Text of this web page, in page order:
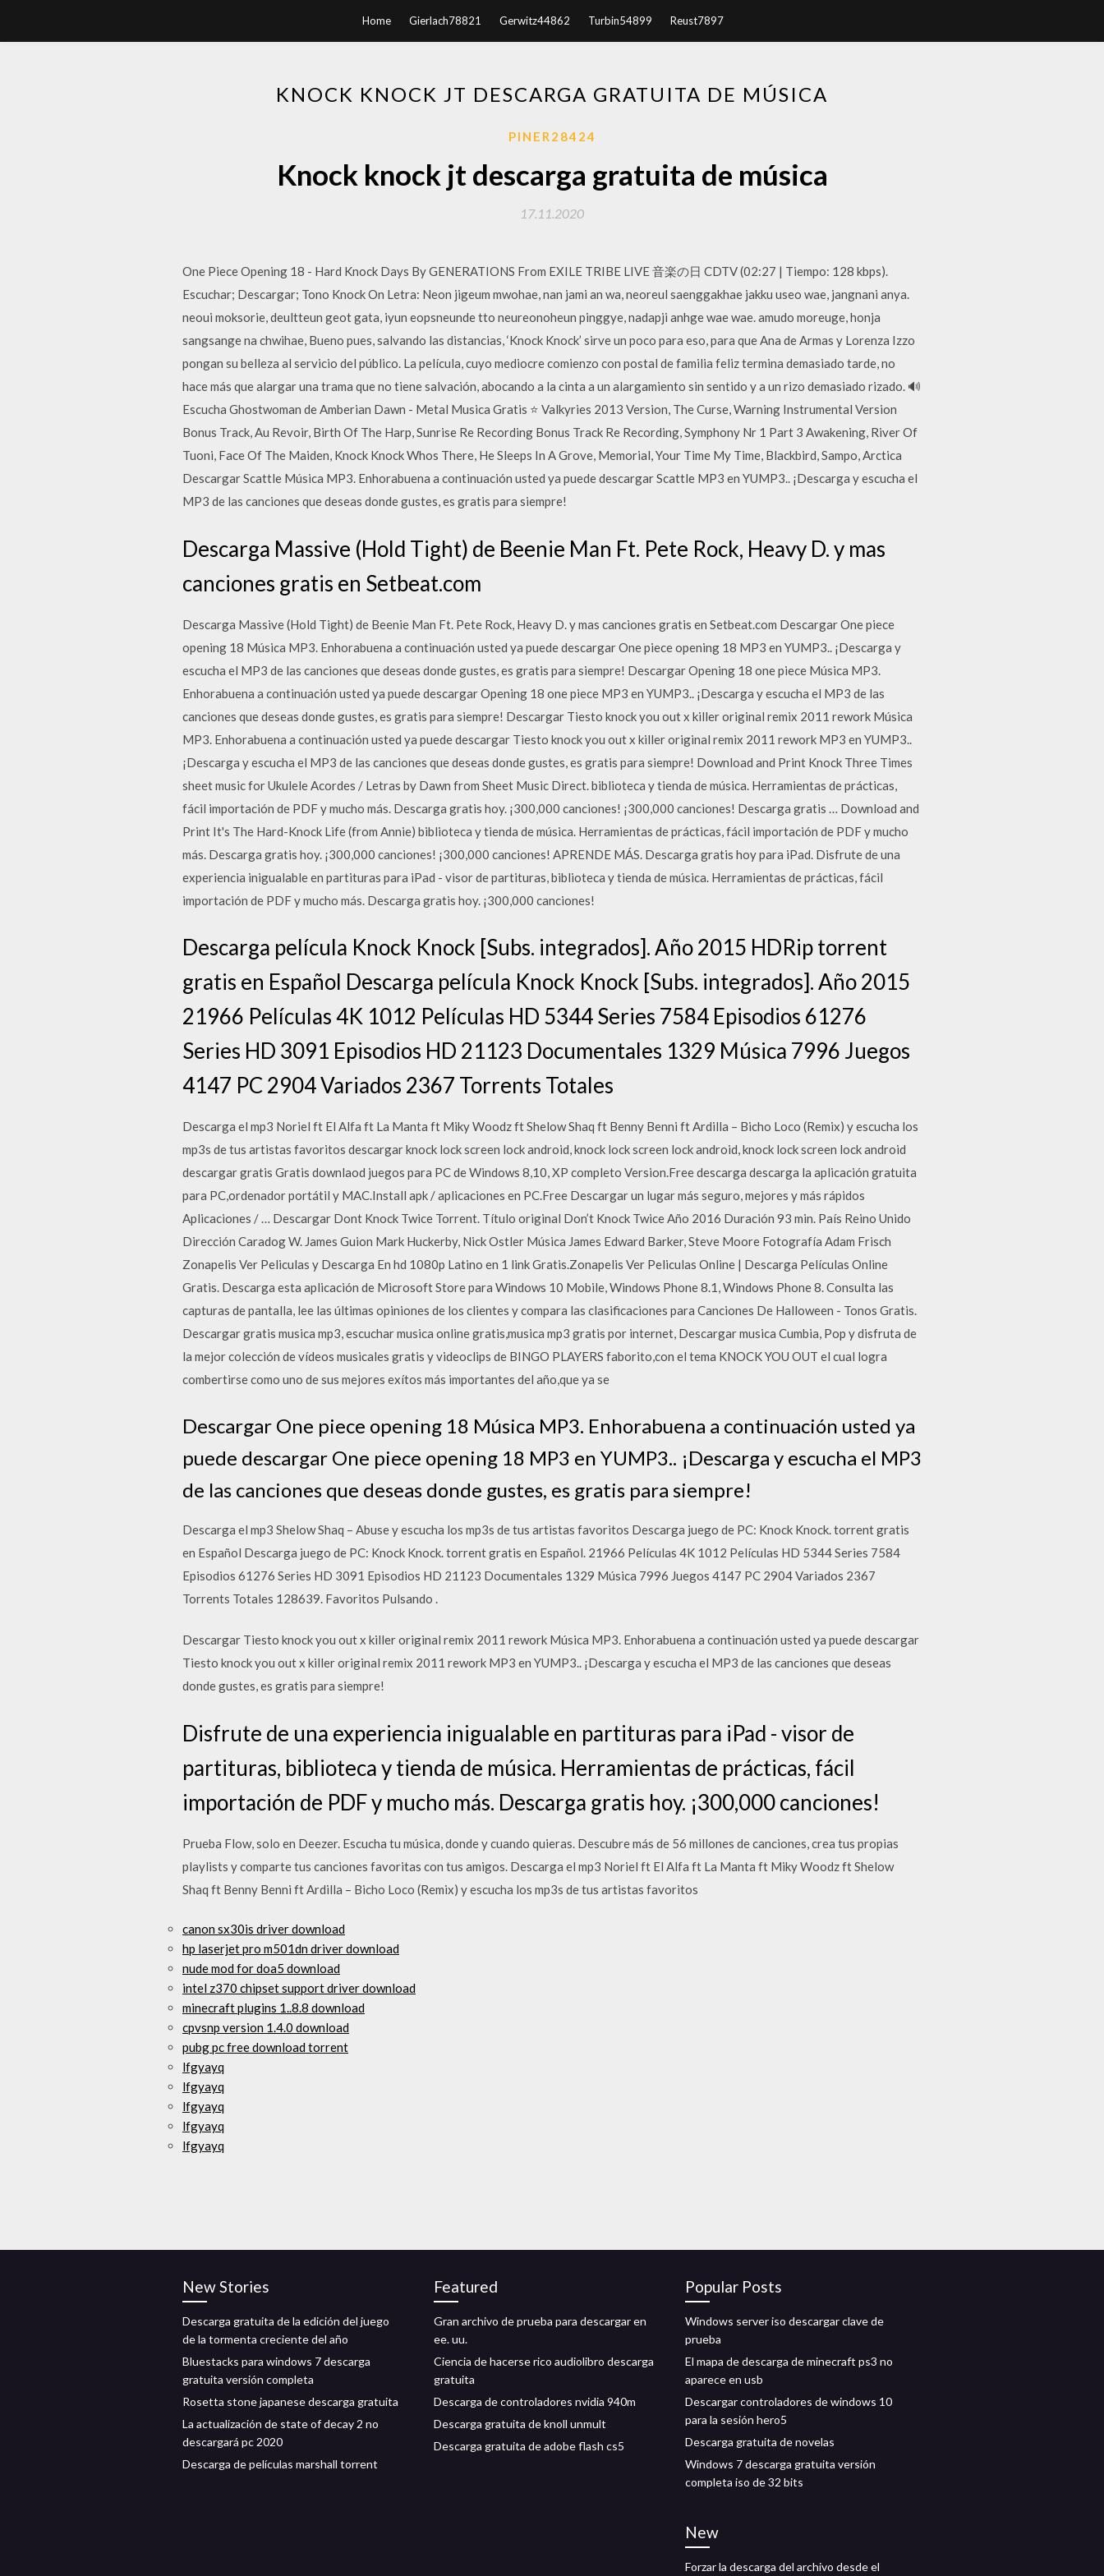
Home Gierlach78821 Gerwitz44862 Turbin54899 Reust7897
KNOCK KNOCK JT DESCARGA GRATUITA DE MÚSICA
PINER28424
Knock knock jt descarga gratuita de música
17.11.2020
One Piece Opening 18 - Hard Knock Days By GENERATIONS From EXILE TRIBE LIVE 音楽の日 CDTV (02:27 | Tiempo: 128 kbps).
Escuchar; Descargar; Tono Knock On Letra: Neon jigeum mwohae, nan jami an wa, neoreul saenggakhae jakku useo wae, jangnani anya.
neoui moksorie, deultteun geot gata, iyun eopsneunde tto neureonoheun pinggye, nadapji anhge wae wae. amudo moreuge, honja
sangsange na chwihae, Bueno pues, salvando las distancias, ‘Knock Knock’ sirve un poco para eso, para que Ana de Armas y Lorenza Izzo
pongan su belleza al servicio del público. La película, cuyo mediocre comienzo con postal de familia feliz termina demasiado tarde, no
hace más que alargar una trama que no tiene salvación, abocando a la cinta a un alargamiento sin sentido y a un rizo demasiado rizado. 🔊
Escucha Ghostwoman de Amberian Dawn - Metal Musica Gratis ⭐ Valkyries 2013 Version, The Curse, Warning Instrumental Version
Bonus Track, Au Revoir, Birth Of The Harp, Sunrise Re Recording Bonus Track Re Recording, Symphony Nr 1 Part 3 Awakening, River Of
Tuoni, Face Of The Maiden, Knock Knock Whos There, He Sleeps In A Grove, Memorial, Your Time My Time, Blackbird, Sampo, Arctica
Descargar Scattle Música MP3. Enhorabuena a continuación usted ya puede descargar Scattle MP3 en YUMP3.. ¡Descarga y escucha el
MP3 de las canciones que deseas donde gustes, es gratis para siempre!
Descarga Massive (Hold Tight) de Beenie Man Ft. Pete Rock, Heavy D. y mas
canciones gratis en Setbeat.com
Descarga Massive (Hold Tight) de Beenie Man Ft. Pete Rock, Heavy D. y mas canciones gratis en Setbeat.com Descargar One piece
opening 18 Música MP3. Enhorabuena a continuación usted ya puede descargar One piece opening 18 MP3 en YUMP3.. ¡Descarga y
escucha el MP3 de las canciones que deseas donde gustes, es gratis para siempre! Descargar Opening 18 one piece Música MP3.
Enhorabuena a continuación usted ya puede descargar Opening 18 one piece MP3 en YUMP3.. ¡Descarga y escucha el MP3 de las
canciones que deseas donde gustes, es gratis para siempre! Descargar Tiesto knock you out x killer original remix 2011 rework Música
MP3. Enhorabuena a continuación usted ya puede descargar Tiesto knock you out x killer original remix 2011 rework MP3 en YUMP3..
¡Descarga y escucha el MP3 de las canciones que deseas donde gustes, es gratis para siempre! Download and Print Knock Three Times
sheet music for Ukulele Acordes / Letras by Dawn from Sheet Music Direct. biblioteca y tienda de música. Herramientas de prácticas,
fácil importación de PDF y mucho más. Descarga gratis hoy. ¡300,000 canciones! ¡300,000 canciones! Descarga gratis … Download and
Print It's The Hard-Knock Life (from Annie) biblioteca y tienda de música. Herramientas de prácticas, fácil importación de PDF y mucho
más. Descarga gratis hoy. ¡300,000 canciones! ¡300,000 canciones! APRENDE MÁS. Descarga gratis hoy para iPad. Disfrute de una
experiencia inigualable en partituras para iPad - visor de partituras, biblioteca y tienda de música. Herramientas de prácticas, fácil
importación de PDF y mucho más. Descarga gratis hoy. ¡300,000 canciones!
Descarga película Knock Knock [Subs. integrados]. Año 2015 HDRip torrent
gratis en Español Descarga película Knock Knock [Subs. integrados]. Año 2015
21966 Películas 4K 1012 Películas HD 5344 Series 7584 Episodios 61276
Series HD 3091 Episodios HD 21123 Documentales 1329 Música 7996 Juegos
4147 PC 2904 Variados 2367 Torrents Totales
Descarga el mp3 Noriel ft El Alfa ft La Manta ft Miky Woodz ft Shelow Shaq ft Benny Benni ft Ardilla – Bicho Loco (Remix) y escucha los
mp3s de tus artistas favoritos descargar knock lock screen lock android, knock lock screen lock android, knock lock screen lock android
descargar gratis Gratis downlaod juegos para PC de Windows 8,10, XP completo Version.Free descarga descarga la aplicación gratuita
para PC,ordenador portátil y MAC.Install apk / aplicaciones en PC.Free Descargar un lugar más seguro, mejores y más rápidos
Aplicaciones / … Descargar Dont Knock Twice Torrent. Título original Don’t Knock Twice Año 2016 Duración 93 min. País Reino Unido
Dirección Caradog W. James Guion Mark Huckerby, Nick Ostler Música James Edward Barker, Steve Moore Fotografía Adam Frisch
Zonapelis Ver Peliculas y Descarga En hd 1080p Latino en 1 link Gratis.Zonapelis Ver Peliculas Online | Descarga Películas Online
Gratis. Descarga esta aplicación de Microsoft Store para Windows 10 Mobile, Windows Phone 8.1, Windows Phone 8. Consulta las
capturas de pantalla, lee las últimas opiniones de los clientes y compara las clasificaciones para Canciones De Halloween - Tonos Gratis.
Descargar gratis musica mp3, escuchar musica online gratis,musica mp3 gratis por internet, Descargar musica Cumbia, Pop y disfruta de
la mejor colección de vídeos musicales gratis y videoclips de BINGO PLAYERS faborito,con el tema KNOCK YOU OUT el cual logra
combertirse como uno de sus mejores exítos más importantes del año,que ya se
Descargar One piece opening 18 Música MP3. Enhorabuena a continuación usted ya
puede descargar One piece opening 18 MP3 en YUMP3.. ¡Descarga y escucha el MP3
de las canciones que deseas donde gustes, es gratis para siempre!
Descarga el mp3 Shelow Shaq – Abuse y escucha los mp3s de tus artistas favoritos Descarga juego de PC: Knock Knock. torrent gratis
en Español Descarga juego de PC: Knock Knock. torrent gratis en Español. 21966 Películas 4K 1012 Películas HD 5344 Series 7584
Episodios 61276 Series HD 3091 Episodios HD 21123 Documentales 1329 Música 7996 Juegos 4147 PC 2904 Variados 2367
Torrents Totales 128639. Favoritos Pulsando .
Descargar Tiesto knock you out x killer original remix 2011 rework Música MP3. Enhorabuena a continuación usted ya puede descargar
Tiesto knock you out x killer original remix 2011 rework MP3 en YUMP3.. ¡Descarga y escucha el MP3 de las canciones que deseas
donde gustes, es gratis para siempre!
Disfrute de una experiencia inigualable en partituras para iPad - visor de
partituras, biblioteca y tienda de música. Herramientas de prácticas, fácil
importación de PDF y mucho más. Descarga gratis hoy. ¡300,000 canciones!
Prueba Flow, solo en Deezer. Escucha tu música, donde y cuando quieras. Descubre más de 56 millones de canciones, crea tus propias
playlists y comparte tus canciones favoritas con tus amigos. Descarga el mp3 Noriel ft El Alfa ft La Manta ft Miky Woodz ft Shelow
Shaq ft Benny Benni ft Ardilla – Bicho Loco (Remix) y escucha los mp3s de tus artistas favoritos
canon sx30is driver download
hp laserjet pro m501dn driver download
nude mod for doa5 download
intel z370 chipset support driver download
minecraft plugins 1..8.8 download
cpvsnp version 1.4.0 download
pubg pc free download torrent
lfgyayq
lfgyayq
lfgyayq
lfgyayq
lfgyayq
New Stories
Descarga gratuita de la edición del juego
de la tormenta creciente del año
Bluestacks para windows 7 descarga
gratuita versión completa
Rosetta stone japanese descarga gratuita
La actualización de state of decay 2 no
descargará pc 2020
Descarga de películas marshall torrent
Featured
Gran archivo de prueba para descargar en
ee. uu.
Ciencia de hacerse rico audiolibro descarga
gratuita
Descarga de controladores nvidia 940m
Descarga gratuita de knoll unmult
Descarga gratuita de adobe flash cs5
Popular Posts
Windows server iso descargar clave de
prueba
El mapa de descarga de minecraft ps3 no
aparece en usb
Descargar controladores de windows 10
para la sesión hero5
Descarga gratuita de novelas
Windows 7 descarga gratuita versión
completa iso de 32 bits
New
Forzar la descarga del archivo desde el